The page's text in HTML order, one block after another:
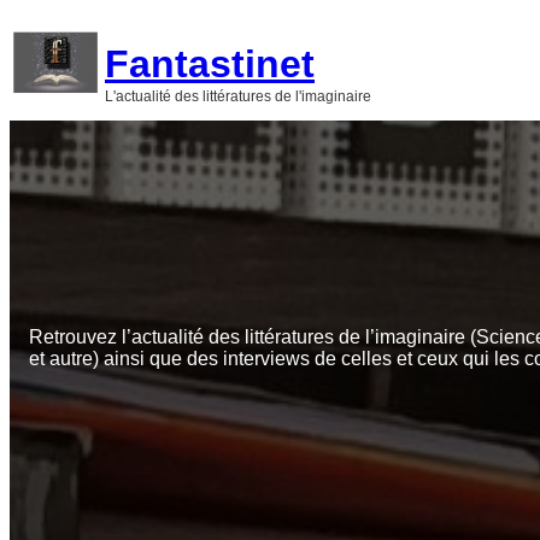
contenu
Fantastinet
L'actualité des littératures de l'imaginaire
Retrouvez l’actualité des littératures de l’imaginaire
et autre) ainsi que des interviews de celles et ceux qui les